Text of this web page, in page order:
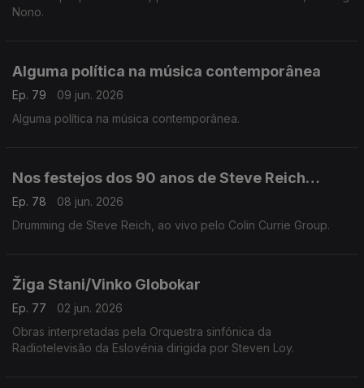
Nono.
Alguma política na música contemporânea
Ep. 79
09 jun. 2026
Alguma política na música contemporânea.
Nos festejos dos 90 anos de Steve Reich…
Ep. 78
08 jun. 2026
Drumming de Steve Reich, ao vivo pelo Colin Currie Group.
Žiga Stani/Vinko Globokar
Ep. 77
02 jun. 2026
Obras interpretadas pela Orquestra sinfónica da
Radiotelevisão da Eslovénia dirigida por Steven Loy.